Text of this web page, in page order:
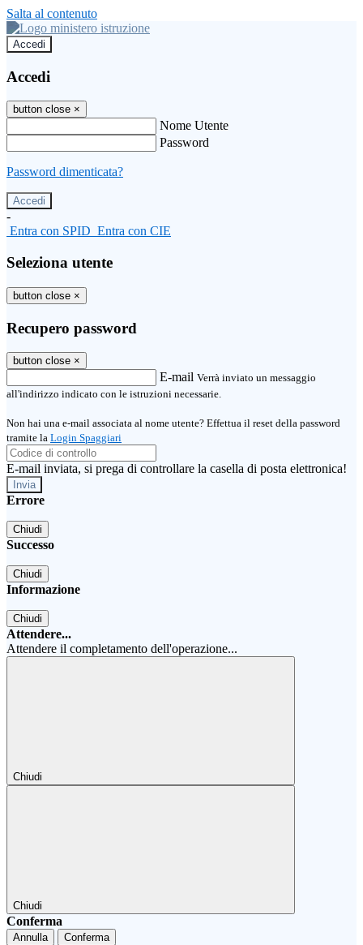
Salta al contenuto
Accedi
Accedi
button close ×
Nome Utente
Password
Password dimenticata?
-
Entra con SPID Entra con CIE
Seleziona utente
button close ×
Recupero password
button close ×
E-mail Verrà inviato un messaggio
all'indirizzo indicato con le istruzioni necessarie.
Non hai una e-mail associata al nome utente? Effettua il reset della password
tramite la Login Spaggiari
E-mail inviata, si prega di controllare la casella di posta elettronica!
Errore
Chiudi
Successo
Chiudi
Informazione
Chiudi
Attendere...
Attendere il completamento dell'operazione...
Chiudi
Chiudi
Conferma
Annulla Conferma